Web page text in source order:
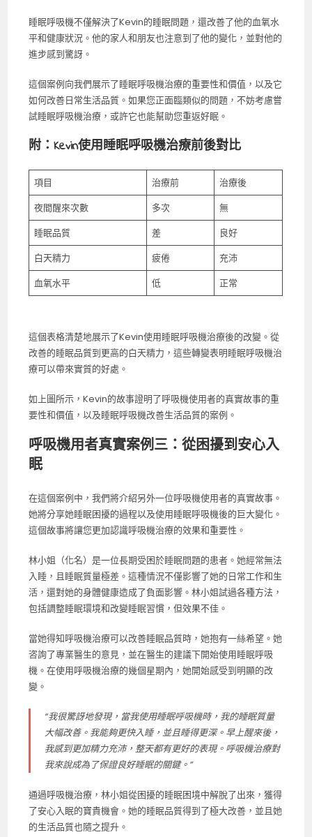
睡眠呼吸機不僅解決了Kevin的睡眠問題，還改善了他的血氧水
平和健康狀況。他的家人和朋友也注意到了他的變化，並對他的
進步感到驚訝。
這個案例向我們展示了睡眠呼吸機治療的重要性和價值，以及它
如何改善日常生活品質。如果您正面臨類似的問題，不妨考慮嘗
試睡眠呼吸機治療，或許它也能幫助您重返好眠。
附：Kevin使用睡眠呼吸機治療前後對比
項目 治療前
治療後
夜間醒來次數
多次
無
睡眠品質
差
良好
白天精力
疲倦
充沛
血氧水平
低 正常
這個表格清楚地展示了Kevin使用睡眠呼吸機治療後的改變。從
改善的睡眠品質到更高的白天精力，這些轉變表明睡眠呼吸機治
療可以帶來實質的好處。
如上圖所示，Kevin的故事證明了呼吸機使用者的真實故事的重
要性和價值，以及睡眠呼吸機改善生活品質的案例。
呼吸機用者真實案例三：從困擾到安心入
眠
在這個案例中，我們將介紹另外一位呼吸機使用者的真實故事。
她將分享她睡眠困擾的過程以及使用睡眠呼吸機後的巨大變化。
這個故事將讓您更加認識呼吸機治療的效果和重要性。
林小姐（化名）是一位長期受困於睡眠問題的患者。她經常無法
入睡，且睡眠質量極差。這種情況不僅影響了她的日常工作和生
活，還對她的身體健康造成了負面影響。林小姐試過各種方法，
包括調整睡眠環境和改變睡眠習慣，但效果不佳。
當她得知呼吸機治療可以改善睡眠品質時，她抱有一絲希望。她
咨詢了專業醫生的意見，並在醫生的建議下開始使用睡眠呼吸
機。在使用呼吸機治療的幾個星期內，她開始感受到明顯的改
變。
“我很驚訝地發現，當我使用睡眠呼吸機時，我的睡眠質量
大幅改善。我能夠更快入睡，並且睡得更深。早上醒來後，
我感到更加精力充沛，整天都有更好的表現。呼吸機治療對
我來說成為了保證良好睡眠的關鍵。”
通過呼吸機治療，林小姐從困擾的睡眠困境中解脫了出來，獲得
了安心入眠的寶貴機會。她的睡眠品質得到了極大改善，並且她
的生活品質也隨之提升。